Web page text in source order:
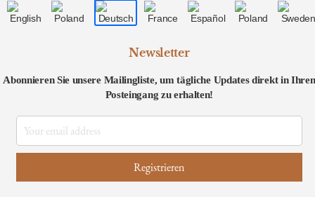
Newsletter
Abonnieren Sie unsere Mailingliste, um tägliche Updates direkt in Ihren
Posteingang zu erhalten!